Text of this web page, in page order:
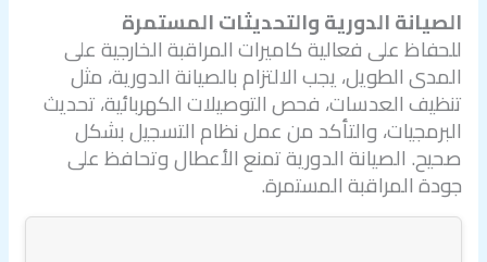
الصيانة الدورية والتحديثات المستمرة
للحفاظ على فعالية كاميرات المراقبة الخارجية على
المدى الطويل، يجب الالتزام بالصيانة الدورية، مثل
تنظيف العدسات، فحص التوصيلات الكهربائية، تحديث
البرمجيات، والتأكد من عمل نظام التسجيل بشكل
صحيح. الصيانة الدورية تمنع الأعطال وتحافظ على
جودة المراقبة المستمرة.